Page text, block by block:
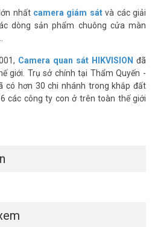
làm được nhiều việc hơn.
xử lý công việc nhanh chóng hơn,
việc nhanh chóng, tiết kiệm thời
liệu cao còn giúp bạn dễ dàng chơi
thông HD hoặc phần mềm sáng
và khởi động máy nhanh hơn
Internal SSD
SSD-
nhất camera giám sátvà các giải
dòng sản phẩm chuông cửa màn
Camera quan sát HIKVISION đã
giới. Trụ sở chính tại Thẩm Quyến -
có hơn 30 chi nhánh trong khắp đất
các công ty con ở trên toàn thế giới